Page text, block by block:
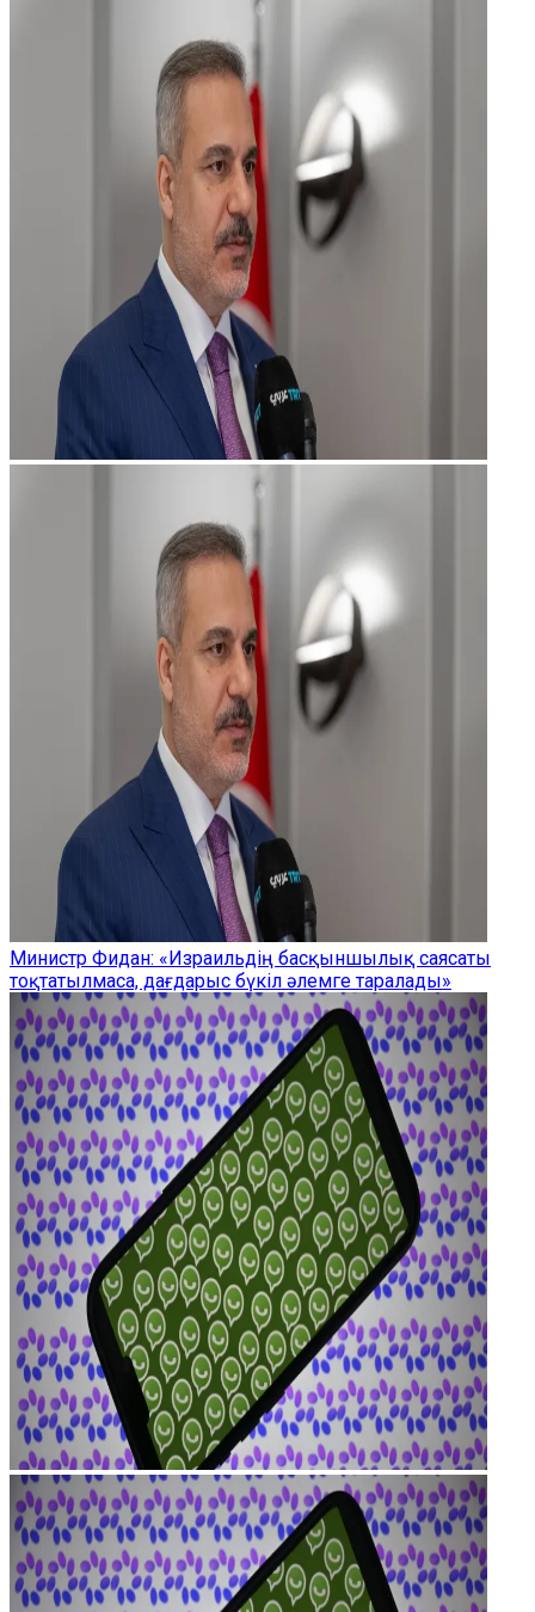
Министр Фидан: «Израильдің басқыншылық саясаты
тоқтатылмаса, дағдарыс бүкіл әлемге таралады»